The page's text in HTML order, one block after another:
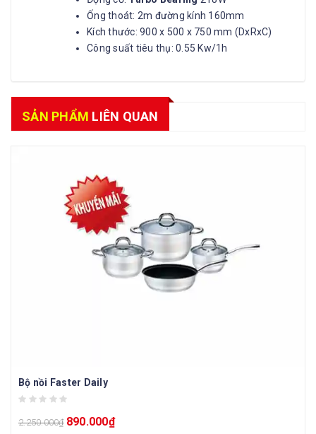
Ống thoát: 2m đường kính 160mm
Kích thước: 900 x 500 x 750 mm (DxRxC)
Công suất tiêu thụ: 0.55 Kw/1h
SẢN PHẨM LIÊN QUAN
Bộ nồi Faster Daily
2.250.000₫ 890.000₫